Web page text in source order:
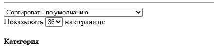
Показывать на странице
Категория